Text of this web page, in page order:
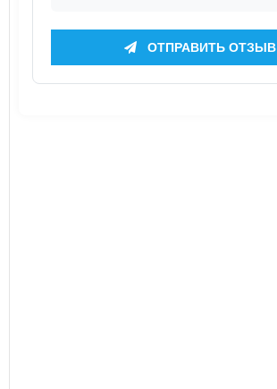
ОТПРАВИТЬ ОТЗЫВ